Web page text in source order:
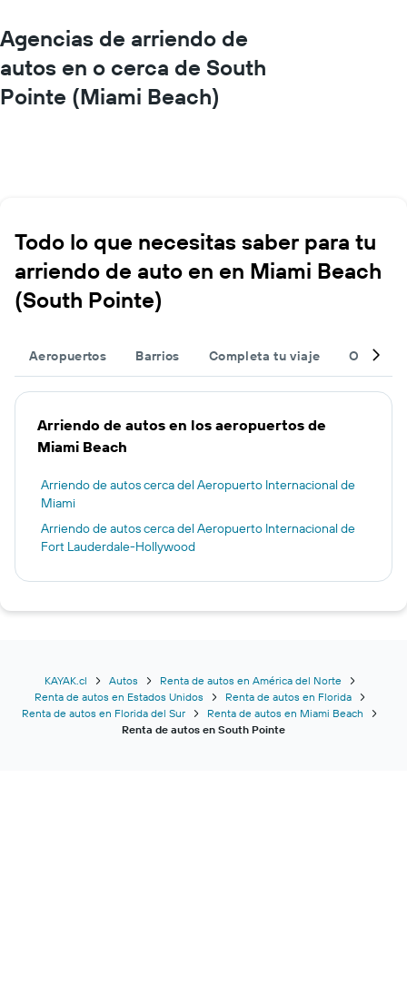
Agencias de arriendo de
autos en o cerca de South
Pointe (Miami Beach)
Todo lo que necesitas saber para tu
arriendo de auto en en Miami Beach
(South Pointe)
Aeropuertos Barrios Completa tu viaje Otros
Arriendo de autos en los aeropuertos de
Miami Beach
Arriendo de autos cerca del Aeropuerto Internacional de
Miami
Arriendo de autos cerca del Aeropuerto Internacional de
Fort Lauderdale-Hollywood
KAYAK.cl Autos
Renta de autos en América del Norte
Renta de autos en Estados Unidos
Renta de autos en Florida
Renta de autos en Florida del Sur
Renta de autos en Miami Beach
Renta de autos en South Pointe